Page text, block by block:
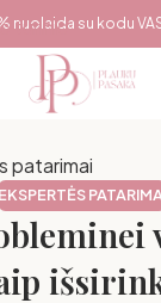
turinio
nuolaida su kodu
patarimai
EKSPERTĖS